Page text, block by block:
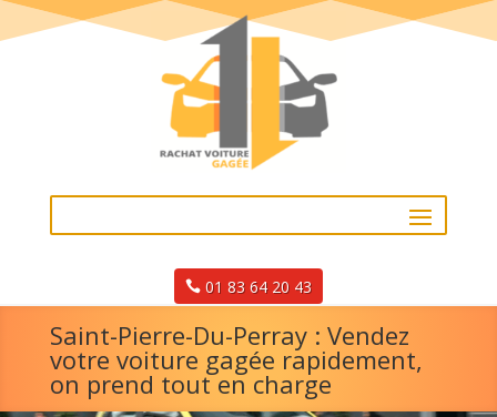
01 83 64 20 43
Saint-Pierre-Du-Perray : Vendez
votre voiture gagée rapidement,
on prend tout en charge